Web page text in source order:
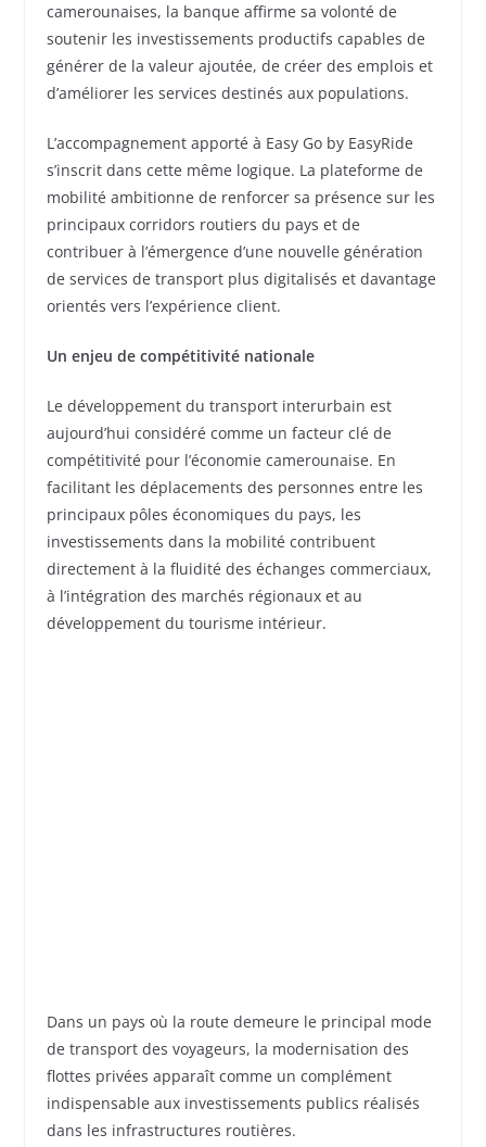
camerounaises, la banque affirme sa volonté de
soutenir les investissements productifs capables de
générer de la valeur ajoutée, de créer des emplois et
d’améliorer les services destinés aux populations.
L’accompagnement apporté à Easy Go by EasyRide
s’inscrit dans cette même logique. La plateforme de
mobilité ambitionne de renforcer sa présence sur les
principaux corridors routiers du pays et de
contribuer à l’émergence d’une nouvelle génération
de services de transport plus digitalisés et davantage
orientés vers l’expérience client.
Un enjeu de compétitivité nationale
Le développement du transport interurbain est
aujourd’hui considéré comme un facteur clé de
compétitivité pour l’économie camerounaise. En
facilitant les déplacements des personnes entre les
principaux pôles économiques du pays, les
investissements dans la mobilité contribuent
directement à la fluidité des échanges commerciaux,
à l’intégration des marchés régionaux et au
développement du tourisme intérieur.
Dans un pays où la route demeure le principal mode
de transport des voyageurs, la modernisation des
flottes privées apparaît comme un complément
indispensable aux investissements publics réalisés
dans les infrastructures routières.